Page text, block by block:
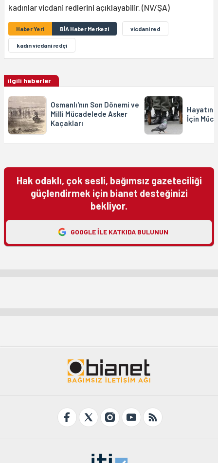
kadınlar vicdani redlerini açıklayabilir. (NV/ŞA)
Haber Yeri BİA Haber Merkezi vicdani red
kadın vicdani redçi
ilgili haberler
Osmanlı'nın Son Dönemi ve
Milli Mücadelede Asker
Kaçakları
Hayatın
İçin
Hak odaklı, çok sesli, bağımsız gazeteciliği
güçlendirmek için bianet desteğinizi
bekliyor.
GOOGLE ILE KATKIDA BULUNUN